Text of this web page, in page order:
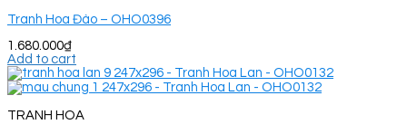
Tranh Hoa Đào – OHO0396
1.680.000₫
Add to cart
TRANH HOA